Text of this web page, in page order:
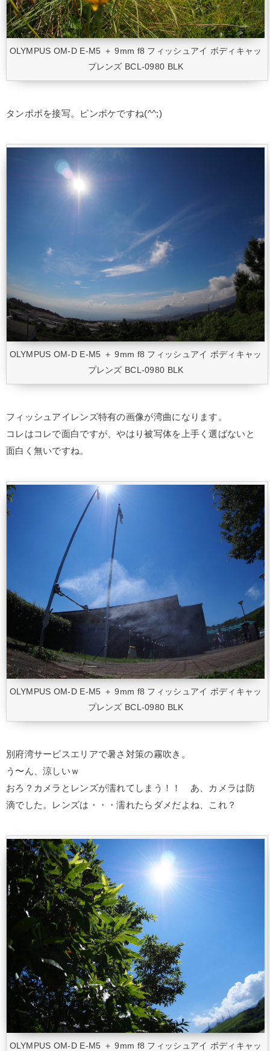
OLYMPUS OM-D E-M5 ＋ 9mm f8 フィッシュアイ ボディキャッ
プレンズ BCL-0980 BLK
タンポポを接写。ピンボケですね(^^;)
OLYMPUS OM-D E-M5 ＋ 9mm f8 フィッシュアイ ボディキャッ
プレンズ BCL-0980 BLK
フィッシュアイレンズ特有の画像が湾曲になります。
コレはコレで面白ですが、やはり被写体を上手く選ばないと
面白く無いですね。
OLYMPUS OM-D E-M5 ＋ 9mm f8 フィッシュアイ ボディキャッ
プレンズ BCL-0980 BLK
別府湾サービスエリアで暑さ対策の霧吹き。
う〜ん、涼しいｗ
おろ？カメラとレンズが濡れてしまう！！ あ、カメラは防
滴でした。レンズは・・・濡れたらダメだよね、これ？
OLYMPUS OM-D E-M5 ＋ 9mm f8 フィッシュアイ ボディキャッ